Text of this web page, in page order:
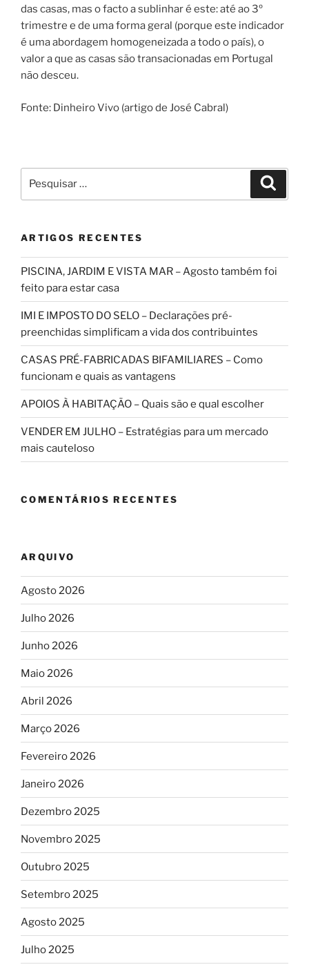
das casas, mas o facto a sublinhar é este: até ao 3º
trimestre e de uma forma geral (porque este indicador
é uma abordagem homogeneizada a todo o país), o
valor a que as casas são transacionadas em Portugal
não desceu.
Fonte: Dinheiro Vivo (artigo de José Cabral)
por:
ARTIGOS RECENTES
PISCINA, JARDIM E VISTA MAR – Agosto também foi
feito para estar casa
IMI E IMPOSTO DO SELO – Declarações pré-
preenchidas simplificam a vida dos contribuintes
CASAS PRÉ-FABRICADAS BIFAMILIARES – Como
funcionam e quais as vantagens
APOIOS À HABITAÇÃO – Quais são e qual escolher
VENDER EM JULHO – Estratégias para um mercado
mais cauteloso
COMENTÁRIOS RECENTES
ARQUIVO
Agosto 2026
Julho 2026
Junho 2026
Maio 2026
Abril 2026
Março 2026
Fevereiro 2026
Janeiro 2026
Dezembro 2025
Novembro 2025
Outubro 2025
Setembro 2025
Agosto 2025
Julho 2025